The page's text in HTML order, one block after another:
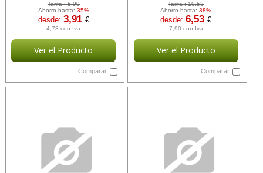
Tarifa :5,99
Ahorro hasta: 35%
desde: 3,91 €
4,73 con Iva
Ver el Producto
Comparar
Tarifa :10,53
Ahorro hasta:38%
desde:6,53€
7,90 con Iva
Ver el Producto
Comparar